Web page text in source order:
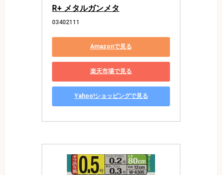
R+ メタルガンメタ
03402111
Amazonで見る
楽天市場で見る
Yahoo!ショッピングで見る